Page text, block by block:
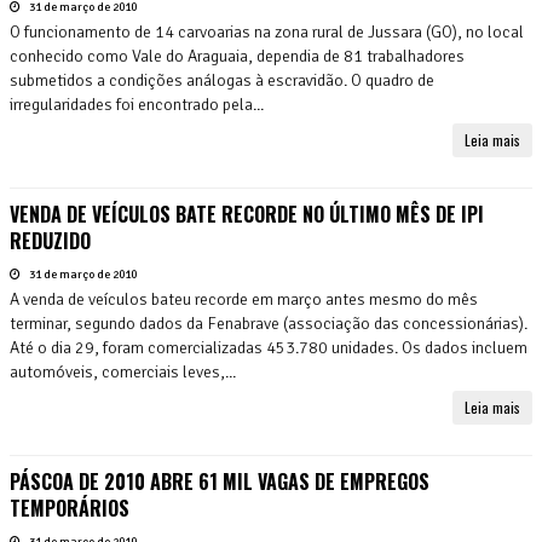
31 de março de 2010
O funcionamento de 14 carvoarias na zona rural de Jussara (GO), no local
conhecido como Vale do Araguaia, dependia de 81 trabalhadores
submetidos a condições análogas à escravidão. O quadro de
irregularidades foi encontrado pela...
Leia mais
VENDA DE VEÍCULOS BATE RECORDE NO ÚLTIMO MÊS DE IPI
REDUZIDO
31 de março de 2010
A venda de veículos bateu recorde em março antes mesmo do mês
terminar, segundo dados da Fenabrave (associação das concessionárias).
Até o dia 29, foram comercializadas 453.780 unidades. Os dados incluem
automóveis, comerciais leves,...
Leia mais
PÁSCOA DE 2010 ABRE 61 MIL VAGAS DE EMPREGOS
TEMPORÁRIOS